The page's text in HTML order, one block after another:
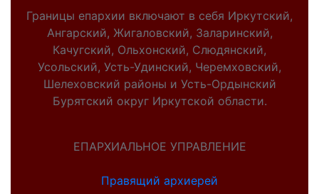
Границы епархии включают в себя Иркутский,
Ангарский, Жигаловский, Заларинский,
Качугский, Ольхонский, Слюдянский,
Усольский, Усть-Удинский, Черемховский,
Шелеховский районы и Усть-Ордынский
Бурятский округ Иркутской области.
ЕПАРХИАЛЬНОЕ УПРАВЛЕНИЕ
Правящий архиерей